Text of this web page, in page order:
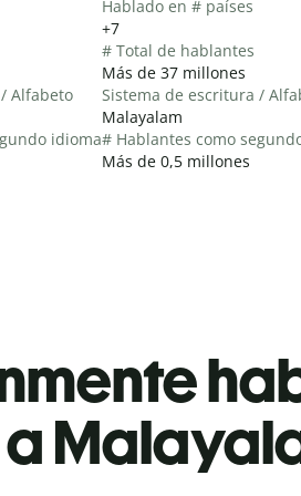
Alfabeto
idioma
Hablado en # países
+7
# Total de hablantes
Más de 37 millones
Sistema de escritura /
Malayalam
# Hablantes como
Más de 0,5 millones
a